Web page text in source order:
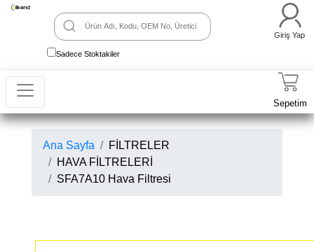
Sadece Stoktakiler
Giriş Yap
Sepetim
Ana Sayfa
FİLTRELER
HAVA FİLTRELERİ
SFA7A10 Hava Filtresi